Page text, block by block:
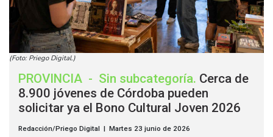
(Foto: Priego Digital.)
PROVINCIA - Sin subcategoría. Cerca de
8.900 jóvenes de Córdoba pueden
solicitar ya el Bono Cultural Joven 2026
Redacción/Priego Digital | Martes 23 junio de 2026